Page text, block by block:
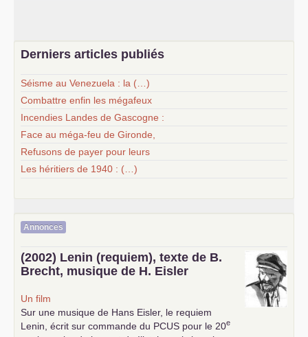
Derniers articles publiés
Séisme au Venezuela : la (…)
Combattre enfin les mégafeux
Incendies Landes de Gascogne :
Face au méga-feu de Gironde,
Refusons de payer pour leurs
Les héritiers de 1940 : (…)
Annonces
(2002) Lenin (requiem), texte de B.
Brecht, musique de H. Eisler
Un film
Sur une musique de Hans Eisler, le requiem
Lenin, écrit sur commande du PCUS pour le 20e